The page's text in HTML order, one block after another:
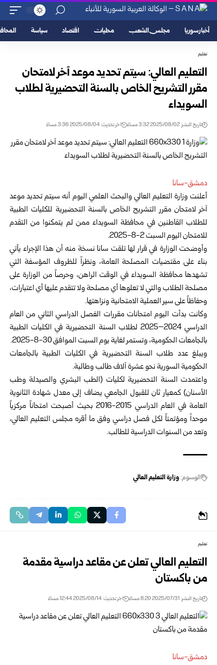
أخبار سوريا مجلس الشعب محليات اقتصاد سياسة
تعليم
التعليم العالي: سيتم تحديد موعد آخر لامتحان
مقرر التشريح الخاص بالسنة التحضيرية لطلاب
السويداء
تاريخ النشر: 2025/08/02 3:32 مساءً اخر تحديث: 2025/08/04 3:36 مساءً
دمشق-سانا
أعلنت وزارة التعليم العالي والبحث العلمي اليوم أنه سيتم تحديد موعد
آخر لامتحان مقرر التشريح الخاص بالسنة التحضيرية للكليات الطبية
للطلاب القاطنين في محافظة السويداء ممن لم يتمكنوا من التقدم
للامتحان اليوم السبت 2-8-2025.
وأوضحت الوزارة في قرار لها تلقت سانا نسخة منه أن هذا الإجراء يأتي
بناء على مقتضيات المصلحة العامة، ونظراً للظروف المؤسفة التي
تشهدها محافظة السويداء في الوقت الراهن، وحرصاً من الوزارة على
مصلحة الطلاب والتي لا تعلوها أي مصلحة ولا تتقدم عليها أي اعتبارات،
وحفاظاً على سير العملية الامتحانية ونزاهتها.
وكانت بدأت اليوم امتحانات مقررات الفصل الدراسي الثاني من العام
الدراسي 2024–2025 لطلاب السنة التحضيرية في الكليات الطبية
بالجامعات الحكومية، وتستمر لغاية يوم السبت الموافق 30-8-2025.
ويبلغ عدد طلاب السنة التحضيرية في الكليات الطبية بالجامعات
الحكومية السورية نحو عشرة آلاف طالب وطالبة.
واعتمدت السنة التحضيرية لكليات (الطب البشري والصيدلة وطب
الأسنان) كمعيار ثان للقبول الجامعي يضاف إلى معدل شهادة الثانوية
العامة في العام الدراسي 2015-2016 بحيث أصبحت امتحاناً مركزياً
موحداً ومؤتمتاً لكل فصل دراسي وفق ما أقره مجلس التعليم العالي،
وتعد من السنوات الدراسية للطالب.
الوسوم:وزارة التعليم العالي
تعليم
التعليم العالي تعلن عن مقاعد دراسية مقدمة
من باكستان
تاريخ النشر: 2025/07/31 8:20 مساءً اخر تحديث: 2025/08/14 12:44 مساءً
دمشق-سانا